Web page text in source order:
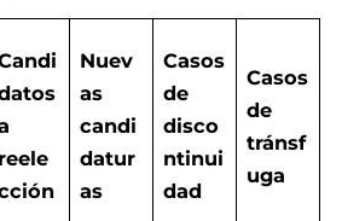
reele
Nuev
as
candi
datur
as
Casos
de
disco
ntinui
dad
Casos
de
tránsf
uga